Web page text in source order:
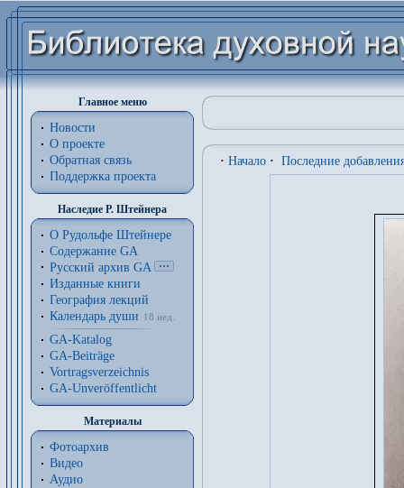
Главное меню
Новости
О проекте
Обратная связь
Поддержка проекта
Наследие Р. Штейнера
О Рудольфе Штейнере
Содержание GA
Русский архив GA
Изданные книги
География лекций
Календарь души
18 нед.
GA-Katalog
GA-Beiträge
Vortragsverzeichnis
GA-Unveröffentlicht
Материалы
Фотоархив
Видео
Аудио
· Начало · Последние